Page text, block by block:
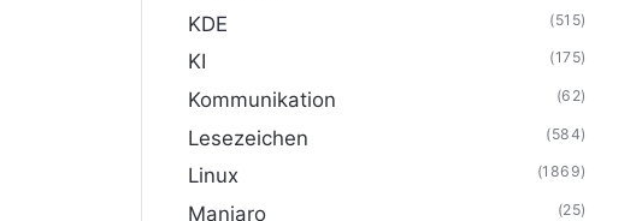
KDE (515)
KI (175)
Kommunikation (62)
Lesezeichen (584)
Linux (1869)
Manjaro (25)